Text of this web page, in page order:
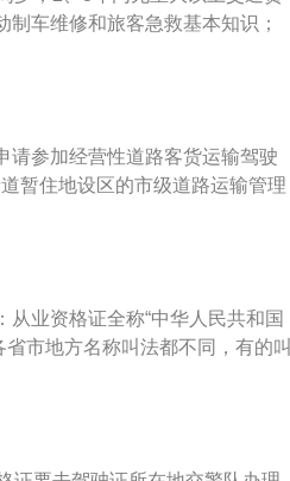
车维修和旅客急救基本知识；
合格，取得相应的从业资格证
请参加经营性道路客货运输驾驶
暂住地设区的市级道路运输管理
员从业资格考试申请表》；2、
，还应当提供道路交通安全主
记录证明。
业资格证全称“中华人民共和国
市地方名称叫法都不同，有的叫
通部统一换发成“从业资格证”。
证，就不能从事道路交通运输；
得驾驶证后就可办理，客运的需